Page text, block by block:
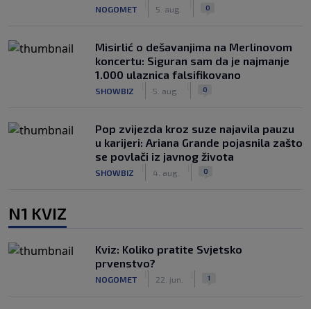
NOGOMET 5. aug. 0
Misirlić o dešavanjima na Merlinovom
koncertu: Siguran sam da je najmanje
1.000 ulaznica falsifikovano
SHOWBIZ 5. aug. 0
Pop zvijezda kroz suze najavila pauzu
u karijeri: Ariana Grande pojasnila zašto
se povlači iz javnog života
SHOWBIZ 4. aug. 0
N1 KVIZ
Kviz: Koliko pratite Svjetsko
prvenstvo?
NOGOMET 22. jun. 1